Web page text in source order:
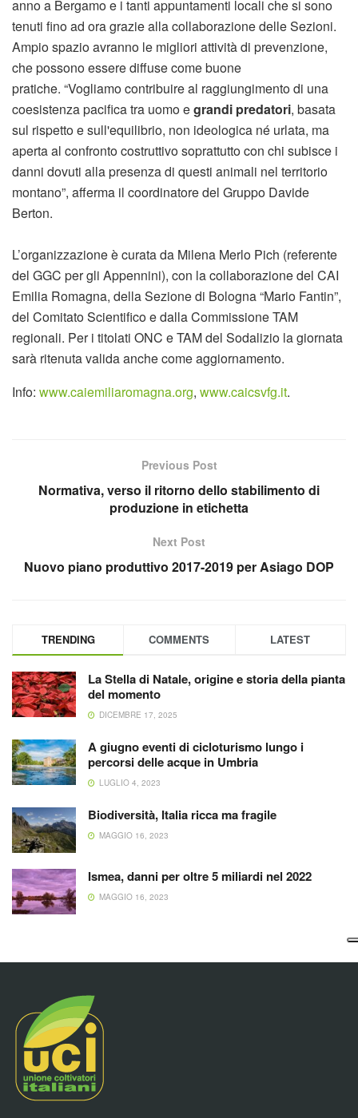
anno a Bergamo e i tanti appuntamenti locali che si sono
tenuti fino ad ora grazie alla collaborazione delle Sezioni.
Ampio spazio avranno le migliori attività di prevenzione,
che possono essere diffuse come buone
pratiche. “Vogliamo contribuire al raggiungimento di una
coesistenza pacifica tra uomo egrandi predatori, basata
sul rispetto e sull'equilibrio, non ideologica né urlata, ma
aperta al confronto costruttivo soprattutto con chi subisce i
danni dovuti alla presenza di questi animali nel territorio
montano”, afferma il coordinatore del Gruppo Davide
Berton.
L’organizzazione è curata da Milena Merlo Pich (referente
del GGC per gli Appennini), con la collaborazione del CAI
Emilia Romagna, della Sezione di Bologna “Mario Fantin”,
del Comitato Scientifico e dalla Commissione TAM
regionali. Per i titolati ONC e TAM del Sodalizio la giornata
sarà ritenuta valida anche come aggiornamento.
Info: www.caiemiliaromagna.org, www.caicsvfg.it.
Previous Post
Normativa, verso il ritorno dello stabilimento di
produzione in etichetta
Next Post
Nuovo piano produttivo 2017-2019 per Asiago DOP
TRENDING COMMENTS LATEST
La Stella di Natale, origine e storia della pianta
del momento
DICEMBRE 17, 2025
A giugno eventi di cicloturismo lungo i
percorsi delle acque in Umbria
LUGLIO 4, 2023
Biodiversità, Italia ricca ma fragile
MAGGIO 16, 2023
Ismea, danni per oltre 5 miliardi nel 2022
MAGGIO 16, 2023